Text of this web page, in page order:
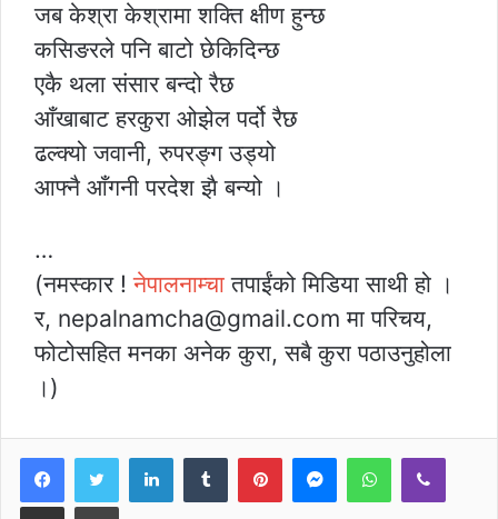
जब केश्रा केश्रामा शक्ति क्षीण हुन्छ
कसिङरले पनि बाटो छेकिदिन्छ
एकै थला संसार बन्दो रैछ
आँखाबाट हरकुरा ओझेल पर्दो रैछ
ढल्क्यो जवानी, रुपरङ्ग उड्यो
आफ्नै आँगनी परदेश झै बन्यो ।
…
(नमस्कार !नेपालनाम्चातपाईंको मिडिया साथी हो ।
र, nepalnamcha@gmail.com मा परिचय,
फोटोसहित मनका अनेक कुरा, सबै कुरा पठाउनुहोला
।)
LinkedInTumblrPinterestMessenger
WhatsApp
Viber
Share via EmailPrint